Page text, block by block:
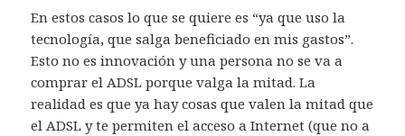
En estos casos lo que se quiere es “ya que uso la
tecnología, que salga beneficiado en mis gastos”.
Esto no es innovación y una persona no se va a
comprar el ADSL porque valga la mitad. La
realidad es que ya hay cosas que valen la mitad que
el ADSL y te permiten el acceso a Internet (que no a